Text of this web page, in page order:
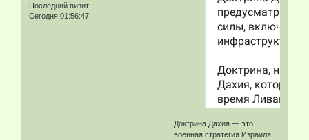
Последний визит:
Сегодня 01:56:47
Доктрина Дахия — это
военная стратегия Израиля,